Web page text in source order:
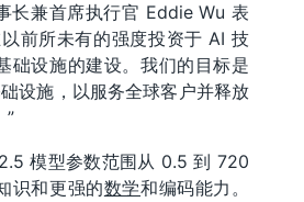
长兼首席执行官 Eddie Wu 表
前所未有的强度投资于 AI 技
础设施的建设。我们的目标是
设施，以服务全球客户并释放
”
模型参数范围从 0.5 到 720
识和更强的数学和编码能力。